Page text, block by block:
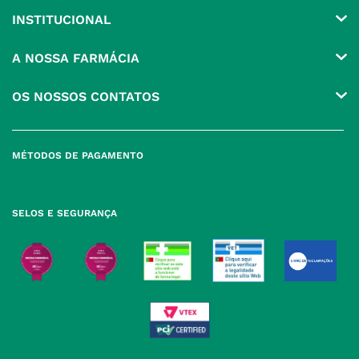
INSTITUCIONAL
Produtos Favoritos
A NOSSA FARMÁCIA
OS NOSSOS CONTATOS
MÉTODOS DE PAGAMENTO
SELOS E SEGURANÇA